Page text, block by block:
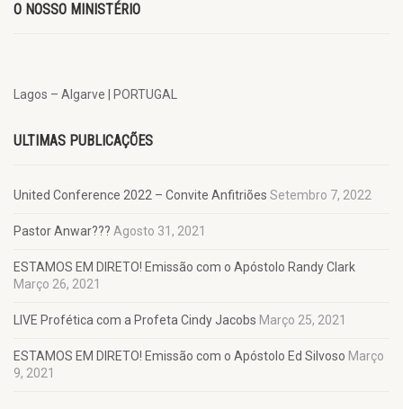
O NOSSO MINISTÉRIO
Lagos – Algarve | PORTUGAL
ULTIMAS PUBLICAÇÕES
United Conference 2022 – Convite Anfitriões Setembro 7, 2022
Pastor Anwar??? Agosto 31, 2021
ESTAMOS EM DIRETO! Emissão com o Apóstolo Randy Clark
Março 26, 2021
LIVE Profética com a Profeta Cindy Jacobs Março 25, 2021
ESTAMOS EM DIRETO! Emissão com o Apóstolo Ed Silvoso Março
9, 2021